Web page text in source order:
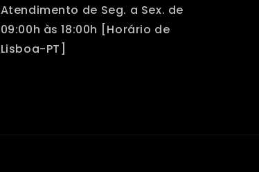
Atendimento de Seg. a Sex. de
09:00h às 18:00h [Horário de
Lisboa-PT]